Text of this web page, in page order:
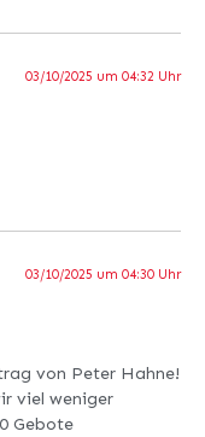
03/10/2025 um 04:32 Uhr
03/10/2025 um 04:30 Uhr
von Peter Hahne!
viel weniger
Gebote